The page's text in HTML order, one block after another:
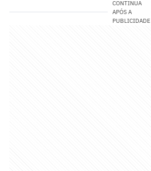
CONTINUA
APÓS A
PUBLICIDADE